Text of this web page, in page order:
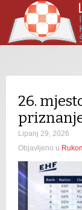
26.
Lipanj 29, 2026
Objavljeno u